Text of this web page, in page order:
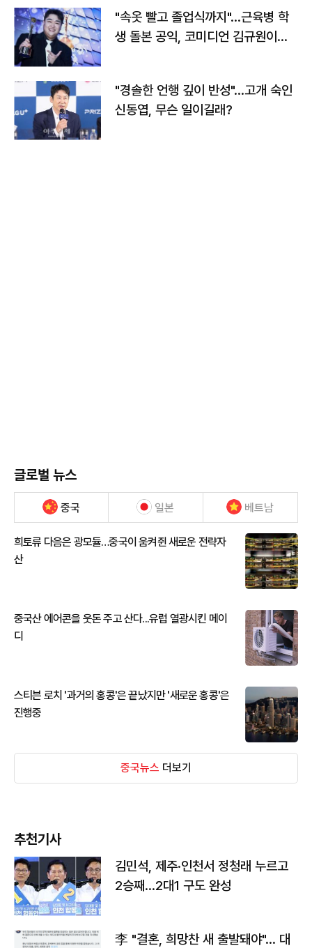
"속옷 빨고 졸업식까지"…근육병 학
생 돌본 공익, 코미디언 김규원이었
"경솔한 언행 깊이 반성"…고개 숙인
신동엽, 무슨 일이길래?
글로벌 뉴스
중국 일본 베트남
희토류 다음은 광모듈…중국이 움켜쥔 새로운 전략자
산
중국산 에어콘을 웃돈 주고 산다...유럽 열광시킨 메이
디
스티븐 로치 '과거의 홍콩'은 끝났지만 '새로운 홍콩'은
진행중
중국뉴스 더보기
추천기사
김민석, 제주·인천서 정청래 누르고
2승째…2대1 구도 완성
李 "결혼, 희망찬 새 출발돼야"… 대